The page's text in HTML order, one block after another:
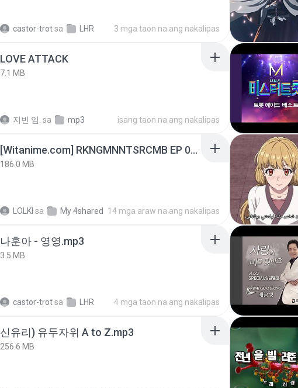
castor-trotsa LHR 3 mga taon na ang nakalipas
LOVE ATTACK
7.1 MB
지빈 임. sa mp3 isang taon na ang nakalipas
[Witanime.com] RKNGMNNTSRCMB EP 05 HD.mp4
186.0 MB
LOLKI sa My 4shared 14 mga araw na ang nakalipas
나훈아 - 영영.mp3
3.5 MB
castor-trotsa LHR 4 mga taon na ang nakalipas
신유리) 유두자위 A to Z.mp3
256.6 MB